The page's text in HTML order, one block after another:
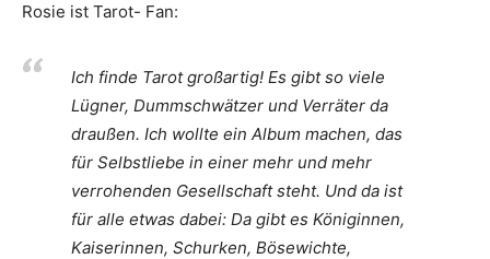
Rosie ist Tarot- Fan:
Ich finde Tarot großartig! Es gibt so viele
Lügner, Dummschwätzer und Verräter da
draußen. Ich wollte ein Album machen, das
für Selbstliebe in einer mehr und mehr
verrohenden Gesellschaft steht. Und da ist
für alle etwas dabei: Da gibt es Königinnen,
Kaiserinnen, Schurken, Bösewichte,